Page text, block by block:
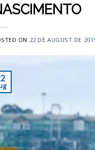
ON 22 DE AUGUST DE